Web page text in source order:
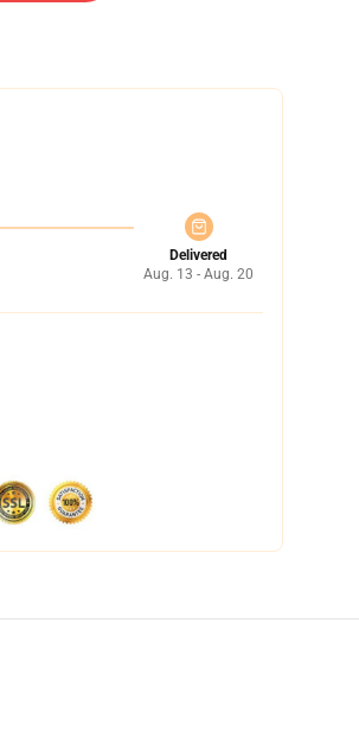
Delivered
Aug. 13 - Aug. 20